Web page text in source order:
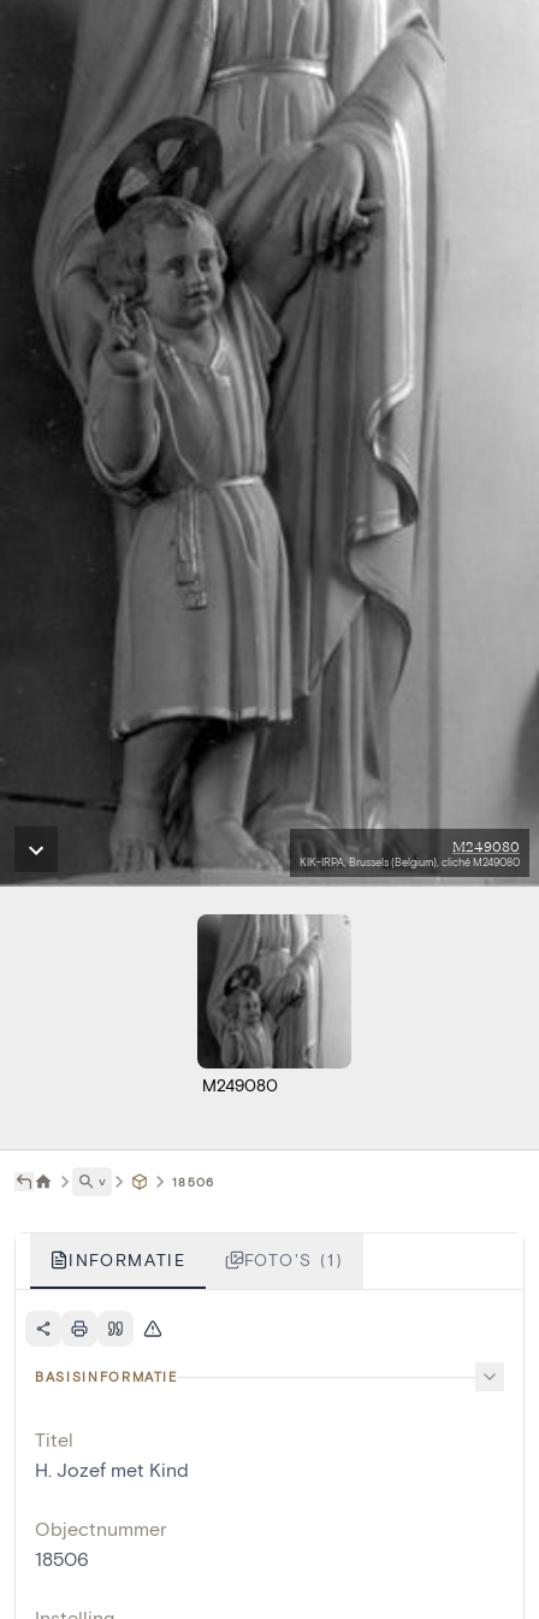
M249080
KIK-IRPA, Brussels (Belgium), cliché M249080
M249080
˅ 18506
INFORMATIE FOTO'S (1)
BASISINFORMATIE
Titel
H. Jozef met Kind
Objectnummer
18506